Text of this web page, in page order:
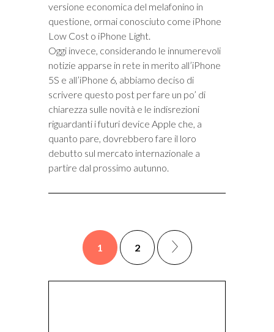
versione economica del melafonino in
questione, ormai conosciuto come iPhone
Low Cost o iPhone Light.
Oggi invece, considerando le innumerevoli
notizie apparse in rete in merito all’iPhone
5S e all’iPhone 6, abbiamo deciso di
scrivere questo post per fare un po’ di
chiarezza sulle novità e le indisrezioni
riguardanti i futuri device Apple che, a
quanto pare, dovrebbero fare il loro
debutto sul mercato internazionale a
partire dal prossimo autunno.
1 2